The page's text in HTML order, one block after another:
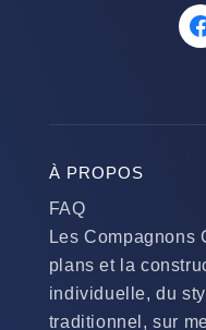
À PROPOS
FAQ
Les Compagnons
plans et la
individuelle, du
traditionnel, sur